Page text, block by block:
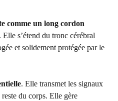
comme un long cordon
. Elle s’étend du tronc cérébral
et solidement protégée par le
. Elle transmet les signaux
du corps. Elle gère